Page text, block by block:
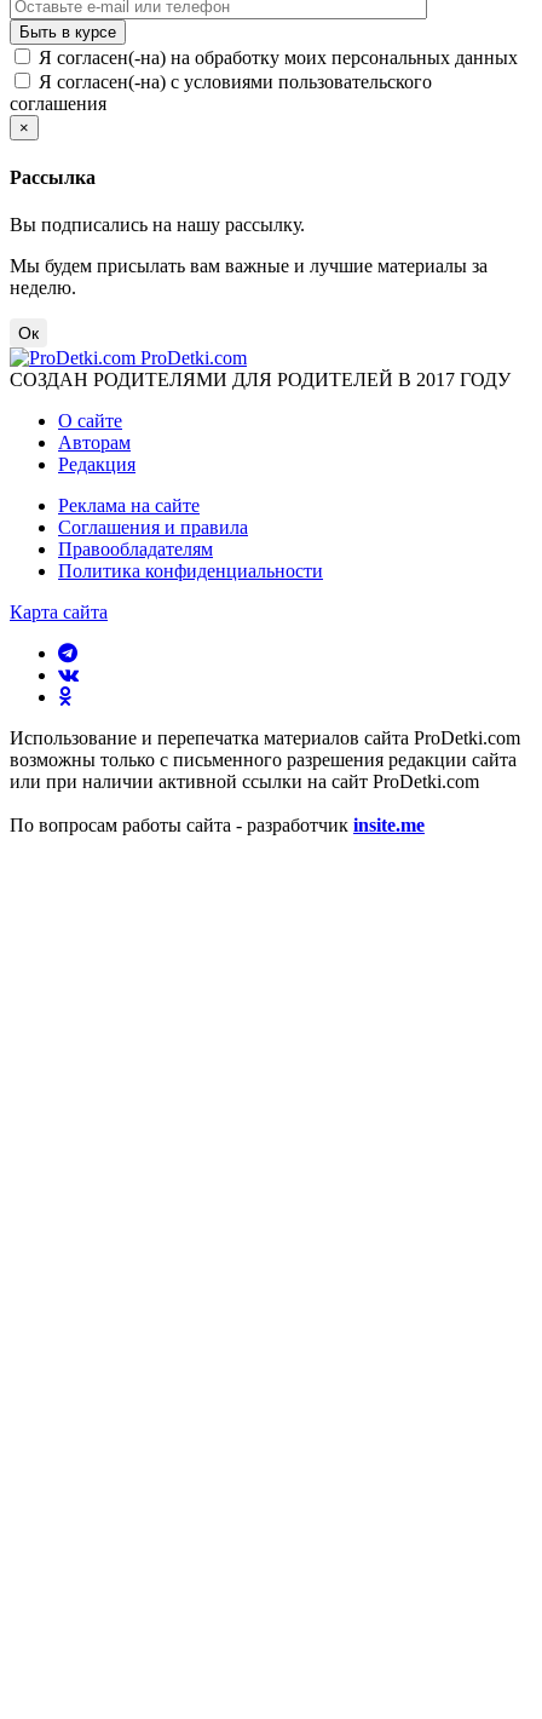
Я согласен(-на) на обработку моих персональных данных
Я согласен(-на) с условиями пользовательского
соглашения
×
Рассылка
Вы подписались на нашу рассылку.
Мы будем присылать вам важные и лучшие материалы за
неделю.
Ок
ProDetki.com
СОЗДАН РОДИТЕЛЯМИ ДЛЯ РОДИТЕЛЕЙ В 2017 ГОДУ
О сайте
Авторам
Редакция
Реклама на сайте
Соглашения и правила
Правообладателям
Политика конфиденциальности
Карта сайта
Использование и перепечатка материалов сайта ProDetki.com
возможны только с письменного разрешения редакции сайта
или при наличии активной ссылки на сайт ProDetki.com
По вопросам работы сайта - разработчик insite.me